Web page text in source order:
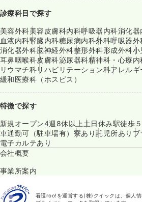
診療科目で探す
美容外科美容皮膚科内科呼吸器内科消化器
血液内科腎臓内科糖尿病内科外科呼吸器外
消化器外科脳神経外科整形外科形成外科小
耳鼻咽喉科皮膚科泌尿器科精神科・心療内
リウマチ科リハビリテーション科アレルギ
緩和医療科（ホスピス）
特徴で探す
新規オープン4週8休以上 土日休み駅徒歩
車通勤可（駐車場有） 寮あり託児所あり
電子カルテあり
会社概要
事業所案内
看護roo!を運営する(株)クイックは、個人